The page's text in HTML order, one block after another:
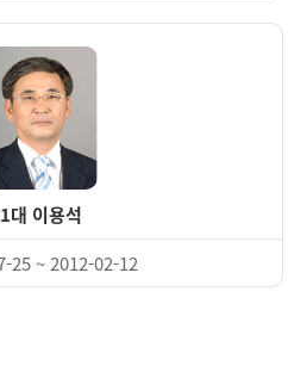
1대 이용석
25 ~ 2012-02-12